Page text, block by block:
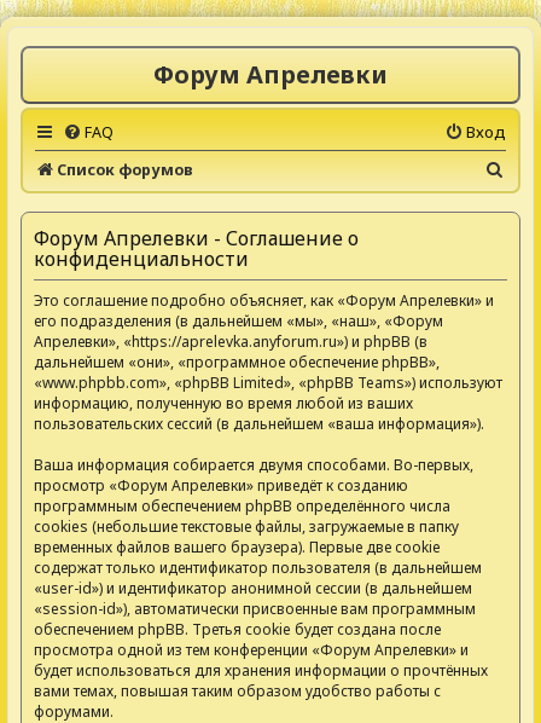
Форум Апрелевки
FAQ
Вход
Список форумов
о
Форум Апрелевки - Соглашение о
конфиденциальности
Это соглашение подробно объясняет, как «Форум Апрелевки» и
его подразделения (в дальнейшем «мы», «наш», «Форум
Апрелевки», «https://aprelevka.anyforum.ru») и phpBB (в
дальнейшем «они», «программное обеспечение phpBB»,
«www.phpbb.com», «phpBB Limited», «phpBB Teams») используют
информацию, полученную во время любой из ваших
пользовательских сессий (в дальнейшем «ваша информация»).
Ваша информация собирается двумя способами. Во-первых,
просмотр «Форум Апрелевки» приведёт к созданию
программным обеспечением phpBB определённого числа
cookies (небольшие текстовые файлы, загружаемые в папку
временных файлов вашего браузера). Первые две cookie
содержат только идентификатор пользователя (в дальнейшем
«user-id») и идентификатор анонимной сессии (в дальнейшем
«session-id»), автоматически присвоенные вам программным
обеспечением phpBB. Третья cookie будет создана после
просмотра одной из тем конференции «Форум Апрелевки» и
будет использоваться для хранения информации о прочтённых
вами темах, повышая таким образом удобство работы с
форумами.